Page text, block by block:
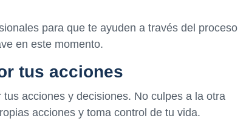
para que te ayuden a través del proceso
en este momento.
tus acciones
acciones y decisiones. No culpes a la otra
acciones y toma control de tu vida.